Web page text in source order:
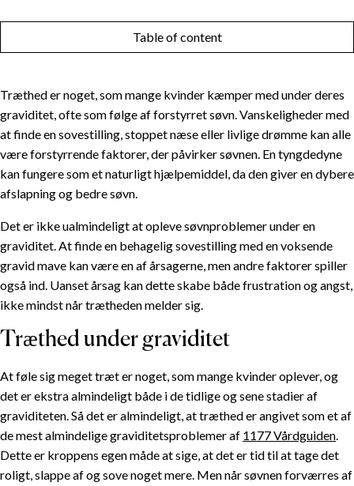
Table of content
Træthed er noget, som mange kvinder kæmper med under deres
graviditet, ofte som følge af forstyrret søvn. Vanskeligheder med
at finde en sovestilling, stoppet næse eller livlige drømme kan alle
være forstyrrende faktorer, der påvirker søvnen. En tyngdedyne
kan fungere som et naturligt hjælpemiddel, da den giver en dybere
afslapning og bedre søvn.
Det er ikke ualmindeligt at opleve søvnproblemer under en
graviditet. At finde en behagelig sovestilling med en voksende
gravid mave kan være en af årsagerne, men andre faktorer spiller
også ind. Uanset årsag kan dette skabe både frustration og angst,
ikke mindst når trætheden melder sig.
Træthed under graviditet
At føle sig meget træt er noget, som mange kvinder oplever, og
det er ekstra almindeligt både i de tidlige og sene stadier af
graviditeten. Så det er almindeligt, at træthed er angivet som et af
de mest almindelige graviditetsproblemer af 1177 Vårdguiden.
Dette er kroppens egen måde at sige, at det er tid til at tage det
roligt, slappe af og sove noget mere. Men når søvnen forværres af